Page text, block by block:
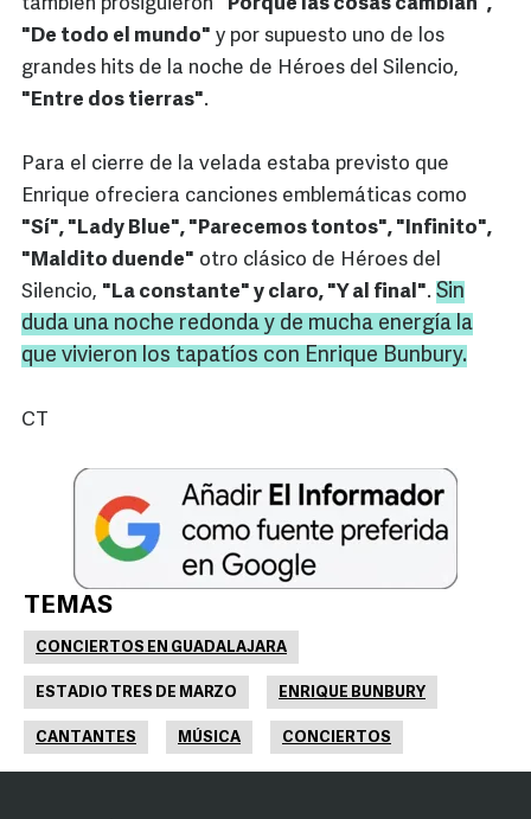
también prosiguieron
"Porque las cosas cambian",
"De todo el mundo" y por supuesto uno de los
grandes hits de la noche de Héroes del Silencio,
"Entre dos tierras".
Para el cierre de la velada estaba previsto que
Enrique ofreciera canciones emblemáticas como
"Sí", "Lady Blue", "Parecemos tontos", "Infinito",
"Maldito duende" otro clásico de Héroes del
Silencio, "La constante" y claro, "Y al final". Sin
duda una noche redonda y de mucha energía la
que vivieron los tapatíos con Enrique Bunbury.
CT
TEMAS
CONCIERTOS EN GUADALAJARA
ESTADIO TRES DE MARZO ENRIQUE BUNBURY
CANTANTES MÚSICA CONCIERTOS